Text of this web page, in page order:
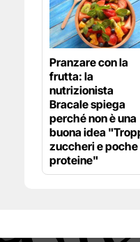
Pranzare con la
frutta: la
nutrizionista
Bracale spiega
perché non è una
buona idea
zuccheri e poche
proteine"